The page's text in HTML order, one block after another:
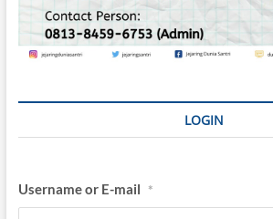
LOGIN
Username or E-mail *